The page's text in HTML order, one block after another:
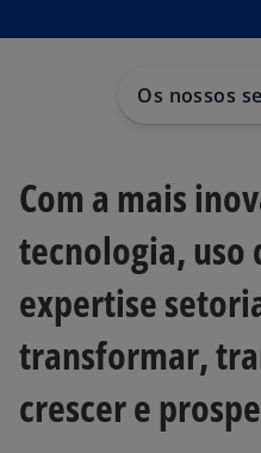
Os nossos
Com a mais
tecnologia, uso
expertise
transformar,
crescer e